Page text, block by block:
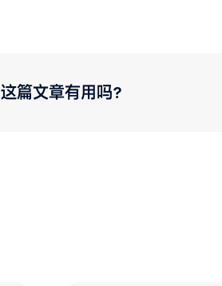
这篇文章有用吗？